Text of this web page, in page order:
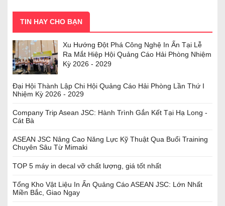
TIN HAY CHO BẠN
Xu Hướng Đột Phá Công Nghệ In Ấn Tại Lễ
Ra Mắt Hiệp Hội Quảng Cáo Hải Phòng Nhiệm
Kỳ 2026 - 2029
Đại Hội Thành Lập Chi Hội Quảng Cáo Hải Phòng Lần Thứ I
Nhiệm Kỳ 2026 - 2029
Company Trip Asean JSC: Hành Trình Gắn Kết Tại Hạ Long -
Cát Bà
ASEAN JSC Nâng Cao Năng Lực Kỹ Thuật Qua Buổi Training
Chuyên Sâu Từ Mimaki
TOP 5 máy in decal vỡ chất lượng, giá tốt nhất
Tổng Kho Vật Liệu In Ấn Quảng Cáo ASEAN JSC: Lớn Nhất
Miền Bắc, Giao Ngay